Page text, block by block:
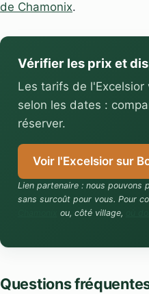
de Chamonix.
Vérifier les prix et
Les tarifs de
selon les dates :
réserver.
Voir l'Excelsior sur
Lien partenaire : nous pouvons
sans surcoût pour vous. Pour
ou, côté village,
Questions